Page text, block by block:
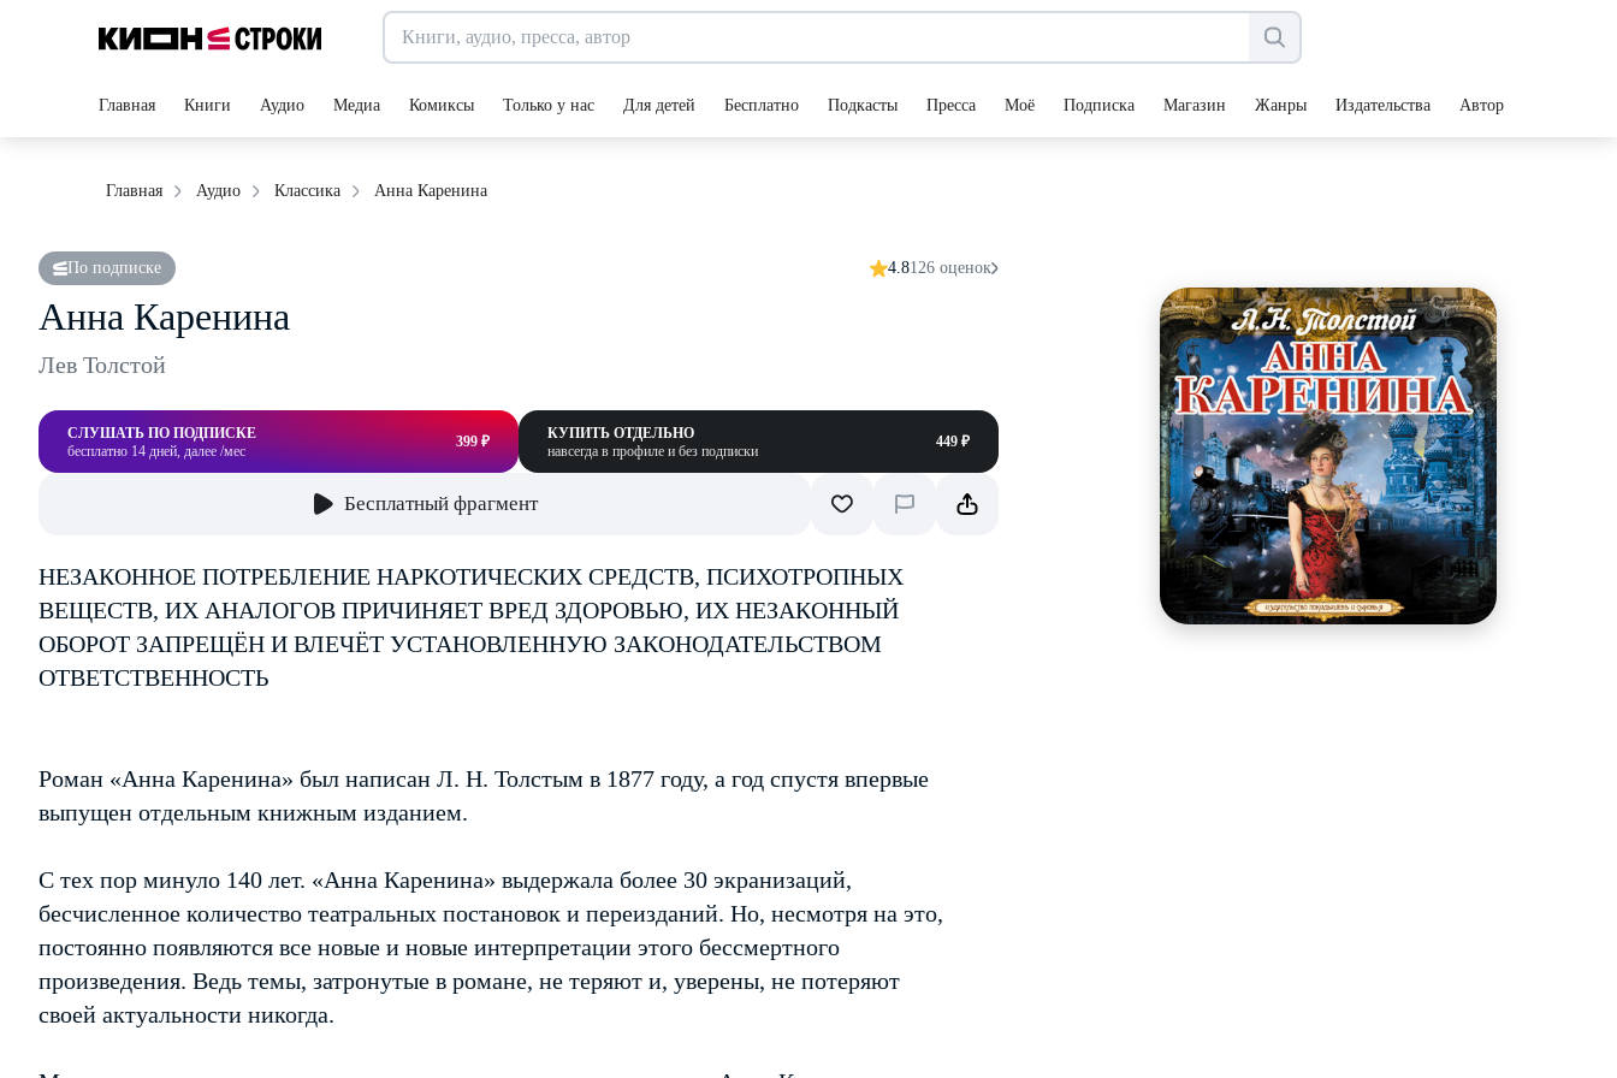
Главная Книги Аудио Медиа Комиксы Только у нас Для детей Бесплатно Подкасты Пресса Моё Подписка Магазин Жанры Издательства Авторы
Главная Аудио Классика Анна Каренина
По подписке 4.8126 оценок
Анна Каренина
Лев Толстой
СЛУШАТЬ ПО ПОДПИСКЕ
бесплатно 14 дней, далее /мес
399 ₽
КУПИТЬ ОТДЕЛЬНО
навсегда в профиле и без подписки
449 ₽
Бесплатный фрагмент
НЕЗАКОННОЕ ПОТРЕБЛЕНИЕ НАРКОТИЧЕСКИХ СРЕДСТВ, ПСИХОТРОПНЫХ
ВЕЩЕСТВ, ИХ АНАЛОГОВ ПРИЧИНЯЕТ ВРЕД ЗДОРОВЬЮ, ИХ НЕЗАКОННЫЙ
ОБОРОТ ЗАПРЕЩЁН И ВЛЕЧЁТ УСТАНОВЛЕННУЮ ЗАКОНОДАТЕЛЬСТВОМ
ОТВЕТСТВЕННОСТЬ
Роман «Анна Каренина» был написан Л. Н. Толстым в 1877 году, а год спустя впервые
выпущен отдельным книжным изданием.
С тех пор минуло 140 лет. «Анна Каренина» выдержала более 30 экранизаций,
бесчисленное количество театральных постановок и переизданий. Но, несмотря на это,
постоянно появляются все новые и новые интерпретации этого бессмертного
произведения. Ведь темы, затронутые в романе, не теряют и, уверены, не потеряют
своей актуальности никогда.